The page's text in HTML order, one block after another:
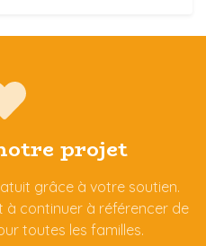
projet
grâce à votre soutien.
à continuer à référencer de
toutes les familles.